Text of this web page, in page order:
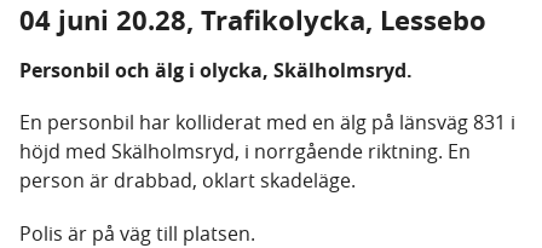
04 juni 20.28, Trafikolycka, Lessebo
Personbil och älg i olycka, Skälholmsryd.
En personbil har kolliderat med en älg på länsväg 831 i
höjd med Skälholmsryd, i norrgående riktning. En
person är drabbad, oklart skadeläge.
Polis är på väg till platsen.